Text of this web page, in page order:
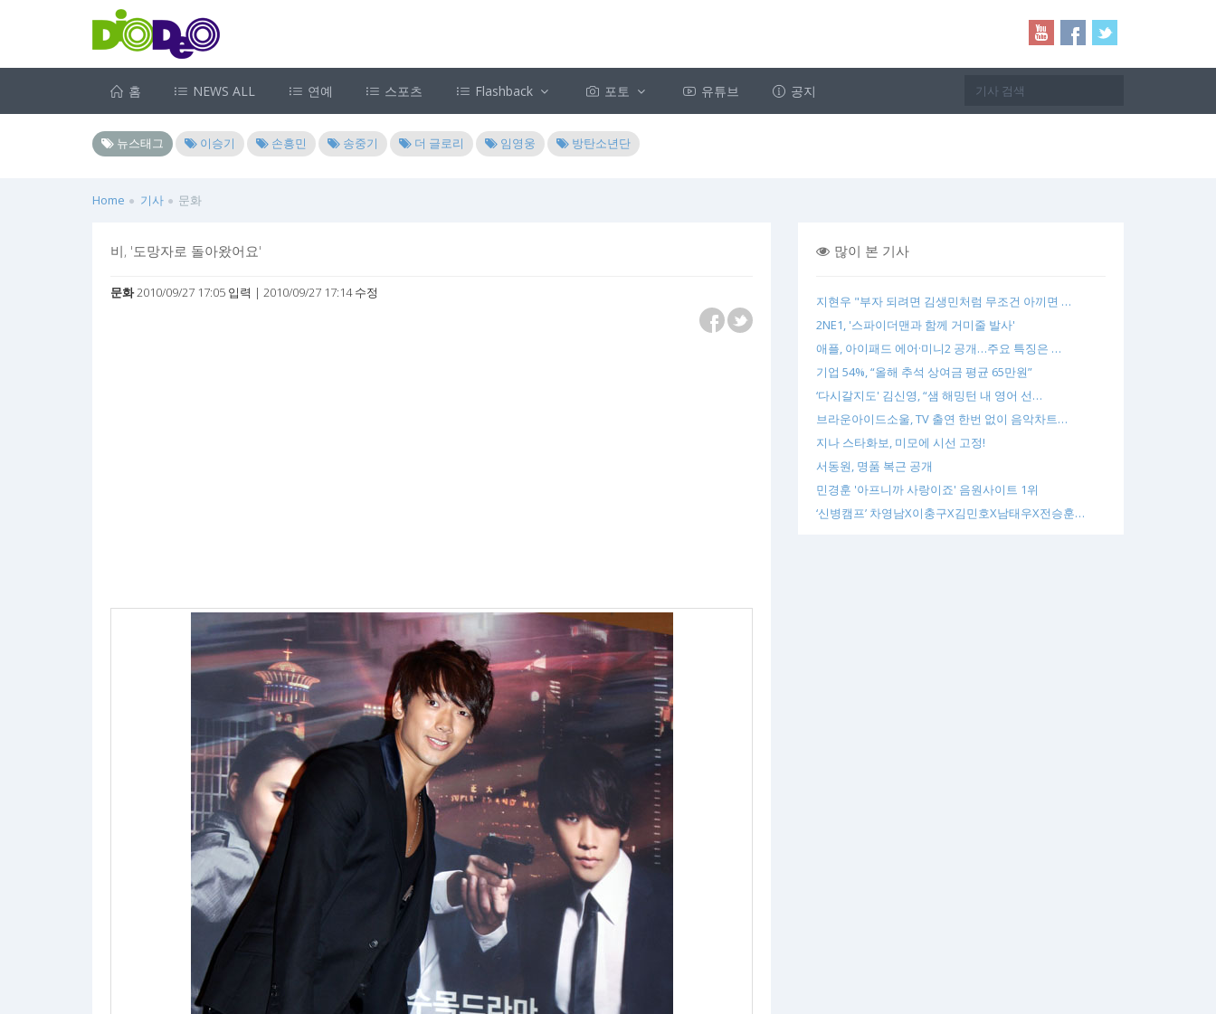
홈 NEWS ALL 연예 스포츠 Flashback 포토 유튜브 공지
뉴스태그 이승기 손흥민 송중기 더 글로리 임영웅 방탄소년단
Home 기사 문화
비, '도망자로 돌아왔어요'
문화2010/09/27 17:05 입력 | 2010/09/27 17:14 수정
많이 본 기사
지현우 "부자 되려면 김생민처럼 무조건 아끼면 …
2NE1, '스파이더맨과 함께 거미줄 발사'
애플, 아이패드 에어·미니2 공개…주요 특징은 …
기업 54%, “올해 추석 상여금 평균 65만원”
‘다시갈지도' 김신영, “샘 해밍턴 내 영어 선…
브라운아이드소울, TV 출연 한번 없이 음악차트…
지나 스타화보, 미모에 시선 고정!
서동원, 명품 복근 공개
민경훈 '아프니까 사랑이죠' 음원사이트 1위
‘신병캠프’ 차영남X이충구X김민호X남태우X전승훈…